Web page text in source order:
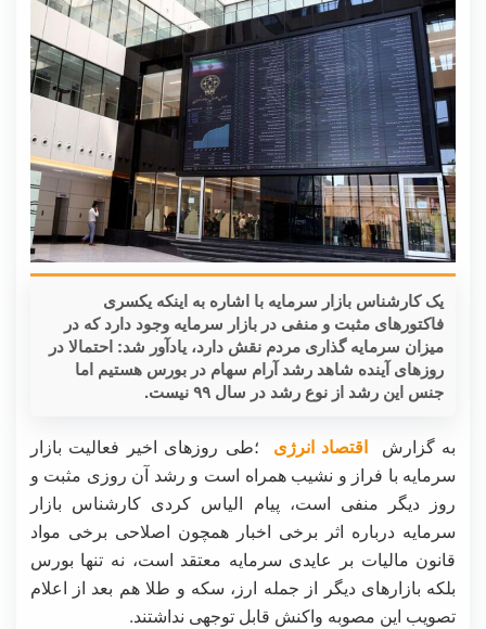
یک کارشناس بازار سرمایه با اشاره به اینکه یکسری
فاکتورهای مثبت و منفی در بازار سرمایه وجود دارد که در
میزان سرمایه گذاری مردم نقش دارد، یادآور شد: احتمالا در
روزهای آینده شاهد رشد آرام سهام در بورس هستیم اما
جنس این رشد از نوع رشد در سال ۹۹ نیست.
به گزارش اقتصاد انرژی ؛طی روزهای اخیر فعالیت بازار
سرمایه با فراز و نشیب همراه است و رشد آن روزی مثبت و
روز دیگر منفی است، پیام الیاس کردی کارشناس بازار
سرمایه درباره اثر برخی اخبار همچون اصلاحی برخی مواد
قانون مالیات بر عایدی سرمایه معتقد است، نه تنها بورس
بلکه بازارهای دیگر از جمله ارز، سکه و طلا هم بعد از اعلام
تصویب این مصوبه واکنش قابل توجهی نداشتند.